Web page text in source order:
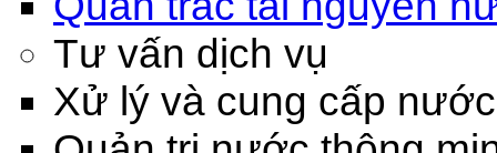
Tư vấn dịch vụ
Xử lý và cung cấp nước